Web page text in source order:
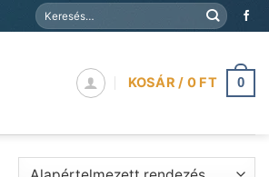
Keresés
a
KOSÁR / 0 FT 0